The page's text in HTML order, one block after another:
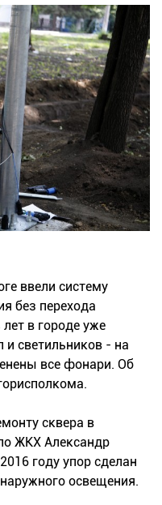
ввели систему
без перехода
в городе уже
светильников - на
все фонари. Об
сквера в
ЖКХ Александр
году упор сделан
освещения.